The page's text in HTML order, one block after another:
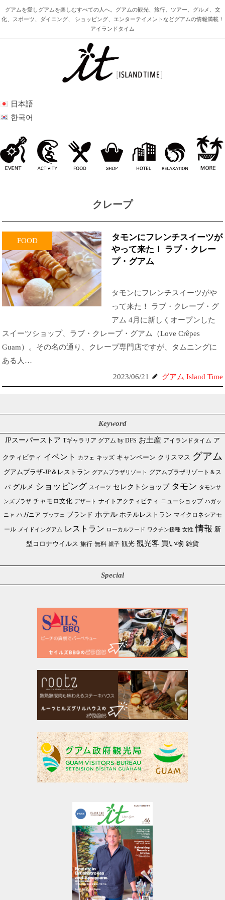
グアムを愛しグアムを楽しむすべての人へ。グアムの観光、旅行、ツアー、グルメ、文
化、スポーツ、ダイニング、 ショッピング、エンターテイメントなどグアムの情報満載！
アイランドタイム
日本語
한국어
クレープ
FOOD
タモンにフレンチスイーツが
やって来た！ ラブ・クレー
プ・グアム
タモンにフレンチスイーツがや
って来た！ ラブ・クレープ・グ
アム 4月に新しくオープンした
スイーツショップ、ラブ・クレープ・グアム（Love Crêpes
Guam）。その名の通り、クレープ専門店ですが、タムニングに
ある人…
2023/06/21
グアム Island Time
Keyword
JPスーパーストア Tギャラリア グアム by DFS お土産 アイランドタイム ア
クティビティ イベント カフェ キッズ キャンペーン クリスマス グアム
グアムプラザ-JP＆レストラン グアムプラザリゾート グアムプラザリゾート＆ス
パ グルメ ショッピング スイーツ セレクトショップ タモン タモンサ
ンズプラザ チャモロ文化 デザート ナイトアクティビティ ニューショップ ハガッ
ニャ ハガニア ブッフェ ブランド ホテル ホテルレストラン マイクロネシアモ
ール メイドイングアム レストラン ローカルフード ワクチン接種 女性 情報 新
型コロナウイルス 旅行 無料 親子 観光 観光客 買い物 雑貨
Special